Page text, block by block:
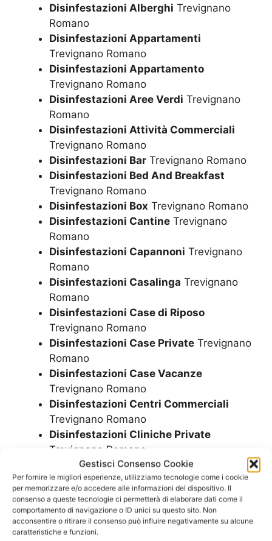
Gestisci Consenso Cookie
Per fornire le migliori esperienze, utilizziamo tecnologie come i cookie
per memorizzare e/o accedere alle informazioni del dispositivo. Il
consenso a queste tecnologie ci permetterà di elaborare dati come il
comportamento di navigazione o ID unici su questo sito. Non
acconsentire o ritirare il consenso può influire negativamente su alcune
caratteristiche e funzioni.
Disinfestazioni Alberghi Trevignano
Romano
Disinfestazioni Appartamenti
Trevignano Romano
Disinfestazioni Appartamento
Trevignano Romano
Disinfestazioni Aree Verdi Trevignano
Romano
Disinfestazioni Attività Commerciali
Trevignano Romano
Disinfestazioni Bar Trevignano Romano
Disinfestazioni Bed And Breakfast
Trevignano Romano
Disinfestazioni Box Trevignano Romano
Disinfestazioni Cantine Trevignano
Romano
Disinfestazioni Capannoni Trevignano
Romano
Disinfestazioni Casalinga Trevignano
Romano
Disinfestazioni Case di Riposo
Trevignano Romano
Disinfestazioni Case Private Trevignano
Romano
Disinfestazioni Case Vacanze
Trevignano Romano
Disinfestazioni Centri Commerciali
Trevignano Romano
Disinfestazioni Cliniche Private
Trevignano Romano
Disinfestazioni come avviene
Trevignano Romano
Disinfestazioni come si faTrevignano
Romano
Disinfestazioni CondominiTrevignano